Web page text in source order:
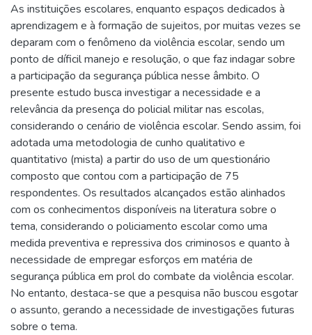
As instituições escolares, enquanto espaços dedicados à
aprendizagem e à formação de sujeitos, por muitas vezes se
deparam com o fenômeno da violência escolar, sendo um
ponto de díficil manejo e resolução, o que faz indagar sobre
a participação da segurança pública nesse âmbito. O
presente estudo busca investigar a necessidade e a
relevância da presença do policial militar nas escolas,
considerando o cenário de violência escolar. Sendo assim, foi
adotada uma metodologia de cunho qualitativo e
quantitativo (mista) a partir do uso de um questionário
composto que contou com a participação de 75
respondentes. Os resultados alcançados estão alinhados
com os conhecimentos disponíveis na literatura sobre o
tema, considerando o policiamento escolar como uma
medida preventiva e repressiva dos criminosos e quanto à
necessidade de empregar esforços em matéria de
segurança pública em prol do combate da violência escolar.
No entanto, destaca-se que a pesquisa não buscou esgotar
o assunto, gerando a necessidade de investigações futuras
sobre o tema.